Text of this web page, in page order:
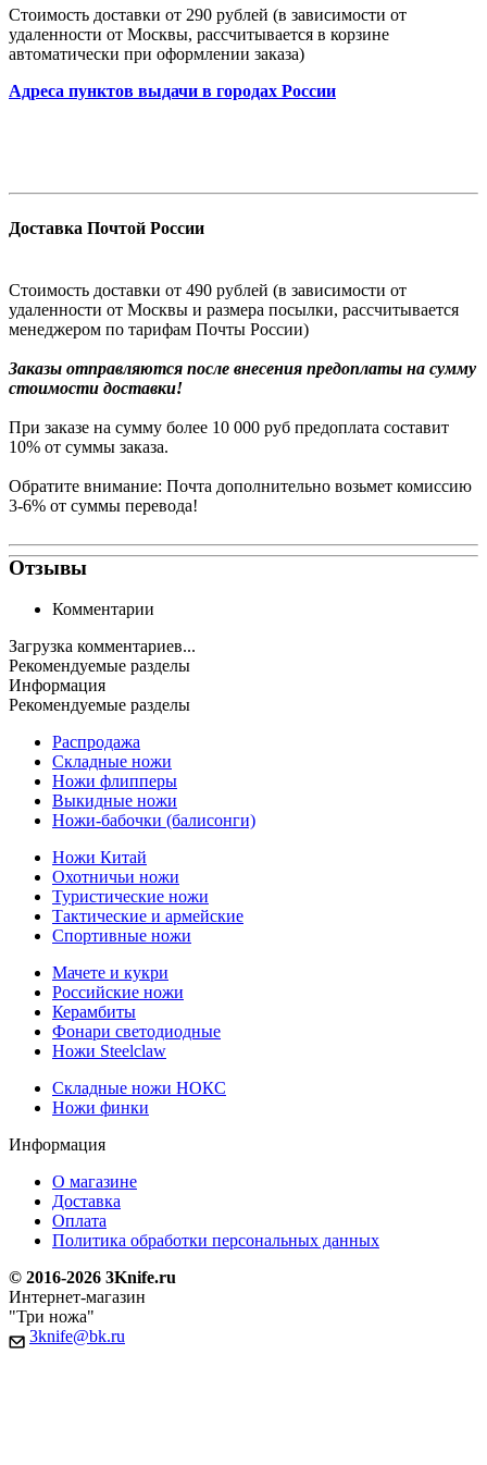
Стоимость доставки от 290 рублей (в зависимости от
удаленности от Москвы, рассчитывается в корзине
автоматически при оформлении заказа)
Адреса пунктов выдачи в городах России
Доставка Почтой России
Стоимость доставки от 490 рублей (в зависимости от
удаленности от Москвы и размера посылки, рассчитывается
менеджером по тарифам Почты России)
Заказы отправляются после внесения предоплаты на сумму
стоимости доставки!
При заказе на сумму более 10 000 руб предоплата составит
10% от суммы заказа.
Обратите внимание: Почта дополнительно возьмет комиссию
3-6% от суммы перевода!
Отзывы
Комментарии
Загрузка комментариев...
Рекомендуемые разделы
Информация
Рекомендуемые разделы
Распродажа
Складные ножи
Ножи флипперы
Выкидные ножи
Ножи-бабочки (балисонги)
Ножи Китай
Охотничьи ножи
Туристические ножи
Тактические и армейские
Спортивные ножи
Мачете и кукри
Российские ножи
Керамбиты
Фонари светодиодные
Ножи Steelclaw
Складные ножи НОКС
Ножи финки
Информация
О магазине
Доставка
Оплата
Политика обработки персональных данных
© 2016-2026 3Knife.ru
Интернет-магазин
"Три ножа"
3knife@bk.ru